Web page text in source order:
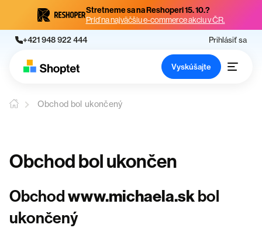
Stretneme sa na Reshoperi 15. 10.?
Príď na najväčšiu e-commerce akciu v ČR.
+421 948 922 444 Prihlásiť sa
Vyskúšajte
Obchod bol ukončený
Obchod bol ukončen
Obchodwww.michaela.skbol
ukončený